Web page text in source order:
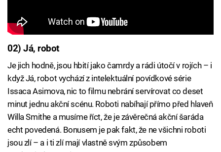
02) Já, robot
Je jich hodně, jsou hbití jako čamrdy a rádi útočí v rojích – i
když Já, robot vychází z intelektuální povídkové série
Issaca Asimova, nic to filmu nebrání servírovat co deset
minut jednu akční scénu. Roboti nabíhají přímo před hlaveň
Willa Smithe a musíme říct, že je závěrečná akční šaráda
echt povedená. Bonusem je pak fakt, že ne všichni roboti
jsou zlí – a i ti zlí mají vlastně svým způsobem